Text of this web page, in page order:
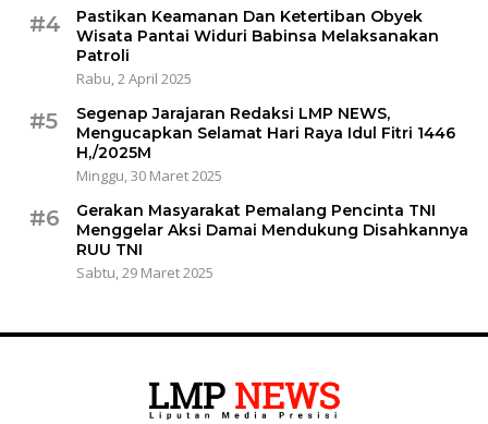
#4
Pastikan Keamanan Dan Ketertiban Obyek
Wisata Pantai Widuri Babinsa Melaksanakan
Patroli
Rabu, 2 April 2025
#5
Segenap Jarajaran Redaksi LMP NEWS,
Mengucapkan Selamat Hari Raya Idul Fitri 1446
H,/2025M
Minggu, 30 Maret 2025
#6
Gerakan Masyarakat Pemalang Pencinta TNI
Menggelar Aksi Damai Mendukung Disahkannya
RUU TNI
Sabtu, 29 Maret 2025